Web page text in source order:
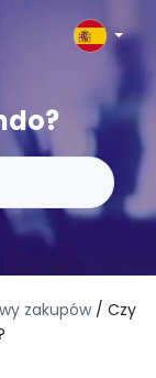
zakupów / Czy